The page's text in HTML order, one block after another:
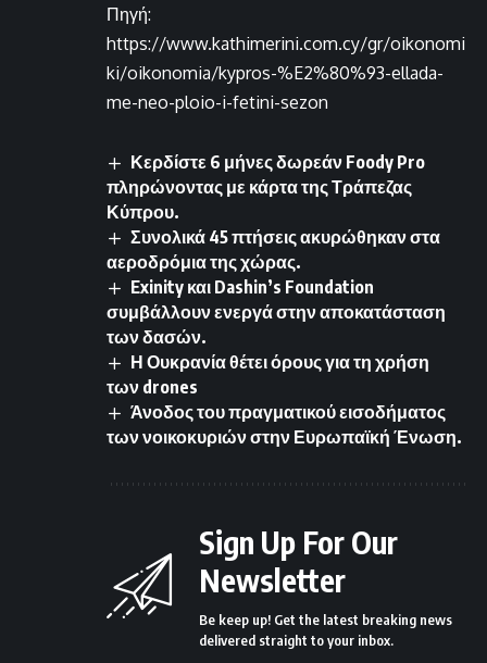
Πηγή:
https://www.kathimerini.com.cy/gr/oikonomi
ki/oikonomia/kypros-%E2%80%93-ellada-
me-neo-ploio-i-fetini-sezon
Κερδίστε 6 μήνες δωρεάν Foody Pro
πληρώνοντας με κάρτα της Τράπεζας
Κύπρου.
Συνολικά 45 πτήσεις ακυρώθηκαν στα
αεροδρόμια της χώρας.
Exinity και Dashin’s Foundation
συμβάλλουν ενεργά στην αποκατάσταση
των δασών.
Η Ουκρανία θέτει όρους για τη χρήση
των drones
Άνοδος του πραγματικού εισοδήματος
των νοικοκυριών στην Ευρωπαϊκή Ένωση.
Sign Up For Our
Newsletter
Be keep up! Get the latest breaking news
delivered straight to your inbox.